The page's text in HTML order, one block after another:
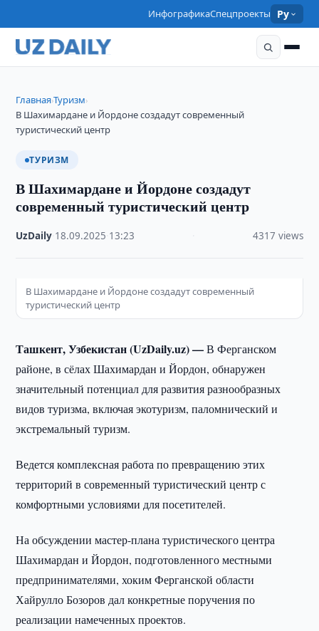
ИнфографикаСпецпроекты Ру
Главная›Туризм›
В Шахимардане и Йордоне создадут современный
туристический центр
ТУРИЗМ
В Шахимардане и Йордоне создадут
современный туристический центр
UzDaily 18.09.2025 13:23 4317 views
В Шахимардане и Йордоне создадут современный
туристический центр
Ташкент, Узбекистан (UzDaily.uz) —В Ферганском
районе, в сёлах Шахимардан и Йордон, обнаружен
значительный потенциал для развития разнообразных
видов туризма, включая экотуризм, паломнический и
экстремальный туризм.
Ведется комплексная работа по превращению этих
территорий в современный туристический центр с
комфортными условиями для посетителей.
На обсуждении мастер-плана туристического центра
Шахимардан и Йордон, подготовленного местными
предпринимателями, хоким Ферганской области
Хайрулло Бозоров дал конкретные поручения по
реализации намеченных проектов.